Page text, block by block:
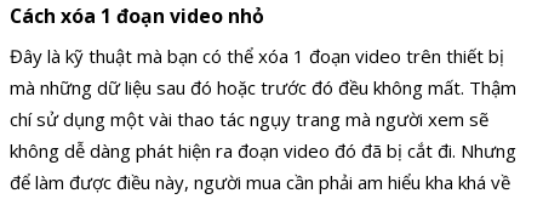
Cách xóa 1 đoạn video nhỏ
Đây là kỹ thuật mà bạn có thể xóa 1 đoạn video trên thiết bị
mà những dữ liệu sau đó hoặc trước đó đều không mất. Thậm
chí sử dụng một vài thao tác ngụy trang mà người xem sẽ
không dễ dàng phát hiện ra đoạn video đó đã bị cắt đi. Nhưng
để làm được điều này, người mua cần phải am hiểu kha khá về